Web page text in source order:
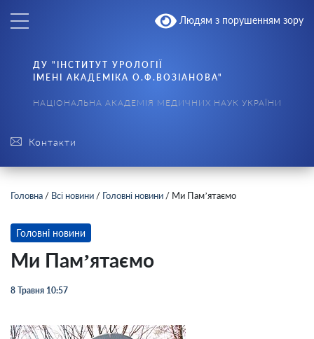
Людям з порушенням зору
Контакти
ДУ "ІНСТИТУТ УРОЛОГІЇ
ІМЕНІ АКАДЕМІКА О.Ф.ВОЗІАНОВА"
НАЦІОНАЛЬНА АКАДЕМІЯ МЕДИЧНИХ НАУК УКРАЇНИ
Головна / Всі новини / Головні новини / Ми Пам’ятаємо
Головні новини
Ми Пам’ятаємо
8 Травня 10:57